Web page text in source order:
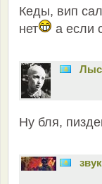
Кеды, вип
нет
а если
Ну бля,